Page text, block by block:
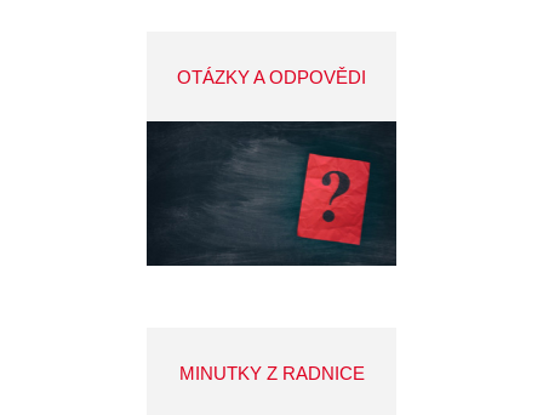
OTÁZKY A ODPOVĚDI
MINUTKY Z RADNICE